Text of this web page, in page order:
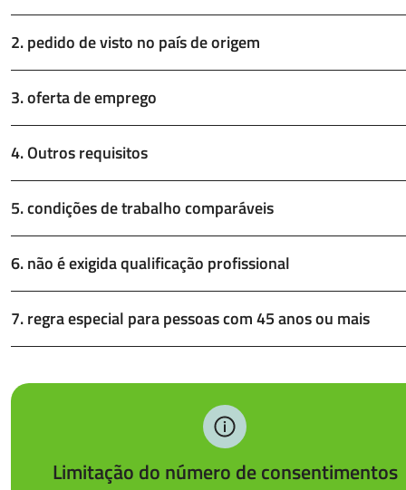
2. pedido de visto no país de origem
3. oferta de emprego
4. Outros requisitos
5. condições de trabalho comparáveis
6. não é exigida qualificação profissional
7. regra especial para pessoas com 45 anos ou mais
Limitação do número de consentimentos